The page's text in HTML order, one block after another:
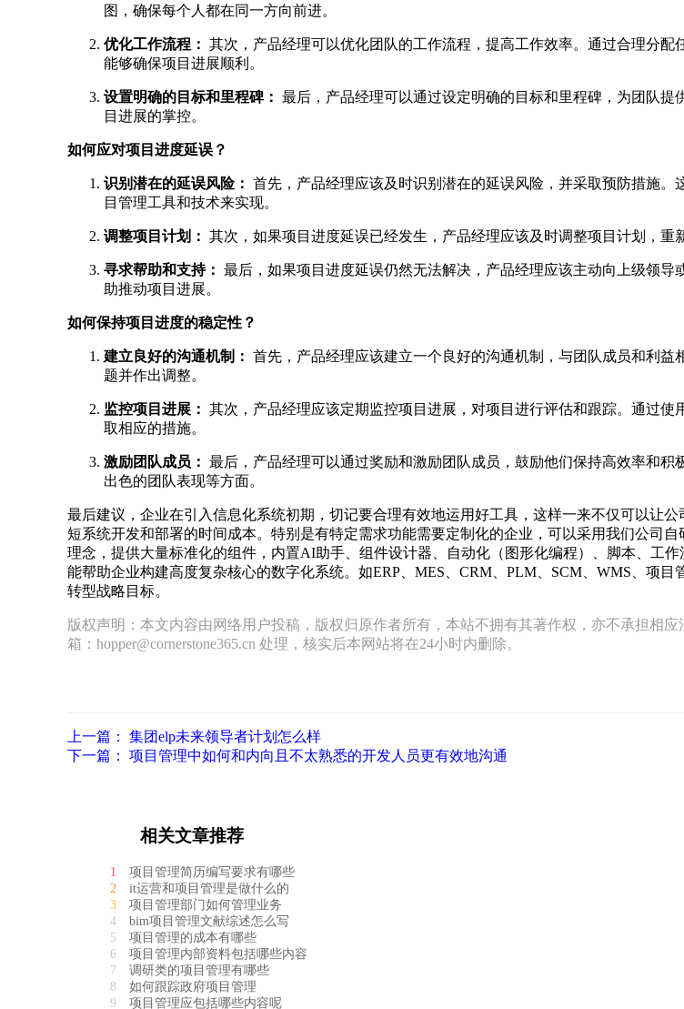
图，确保每个人都在同一方向前进。
优化工作流程： 其次，产品经理可以优化团队的工作流程，提高工作效率。通过合理分
能够确保项目进展顺利。
设置明确的目标和里程碑： 最后，产品经理可以通过设定明确的目标和里程碑，为团队
目进展的掌控。
如何应对项目进度延误？
识别潜在的延误风险： 首先，产品经理应该及时识别潜在的延误风险，并采取预防措施
目管理工具和技术来实现。
调整项目计划： 其次，如果项目进度延误已经发生，产品经理应该及时调整项目计划，重
寻求帮助和支持： 最后，如果项目进度延误仍然无法解决，产品经理应该主动向上级领
助推动项目进展。
如何保持项目进度的稳定性？
建立良好的沟通机制： 首先，产品经理应该建立一个良好的沟通机制，与团队成员和利
题并作出调整。
监控项目进展： 其次，产品经理应该定期监控项目进展，对项目进行评估和跟踪。通过
取相应的措施。
激励团队成员： 最后，产品经理可以通过奖励和激励团队成员，鼓励他们保持高效率和
出色的团队表现等方面。
最后建议，企业在引入信息化系统初期，切记要合理有效地运用好工具，这样一来不仅可以让
短系统开发和部署的时间成本。特别是有特定需求功能需要定制化的企业，可以采用我们公司
理念，提供大量标准化的组件，内置AI助手、组件设计器、自动化（图形化编程）、脚本、工
能帮助企业构建高度复杂核心的数字化系统。如ERP、MES、CRM、PLM、SCM、WMS、项
转型战略目标。
版权声明：本文内容由网络用户投稿，版权归原作者所有，本站不拥有其著作权，亦不承担相
箱：hopper@cornerstone365.cn 处理，核实后本网站将在24小时内删除。
上一篇：集团elp未来领导者计划怎么样
下一篇：项目管理中如何和内向且不太熟悉的开发人员更有效地沟通
相关文章推荐
1
项目管理简历编写要求有哪些
2
it运营和项目管理是做什么的
3
项目管理部门如何管理业务
4
bim项目管理文献综述怎么写
5
项目管理的成本有哪些
6
项目管理内部资料包括哪些内容
7
调研类的项目管理有哪些
8
如何跟踪政府项目管理
9
项目管理应包括哪些内容呢